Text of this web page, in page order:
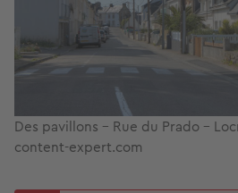
Des pavillons - Rue du Prado -
content-expert.com